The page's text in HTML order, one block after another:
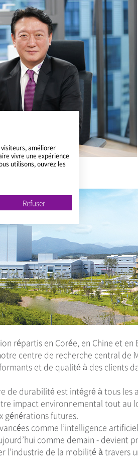
répartis en Corée, en Chine et
centre de recherche central de
et de qualité à des clients
de durabilité est intégré à tous les
impact environnemental tout au
générations futures.
comme l’intelligence
comme demain - devient
l’industrie de la mobilité à travers
visiteurs, améliorer
vivre une expérience
utilisons, ouvrez les
Refuser